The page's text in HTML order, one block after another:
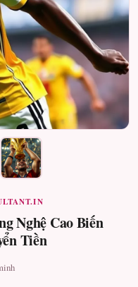
Nghệ Cao Biến
Tiền